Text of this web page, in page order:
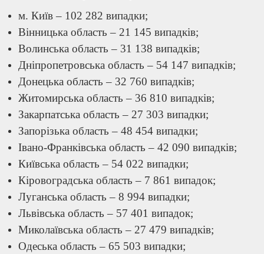
м. Київ – 102 282 випадки;
Вінницька область – 21 145 випадків;
Волинська область – 31 138 випадків;
Дніпропетровська область – 54 147 випадків;
Донецька область – 32 760 випадків;
Житомирська область – 36 810 випадків;
Закарпатська область – 27 303 випадки;
Запорізька область – 48 454 випадки;
Івано-Франківська область – 42 090 випадків;
Київська область – 54 022 випадки;
Кіровоградська область – 7 861 випадок;
Луганська область – 8 994 випадки;
Львівська область – 57 401 випадок;
Миколаївська область – 27 479 випадків;
Одеська область – 65 503 випадки;